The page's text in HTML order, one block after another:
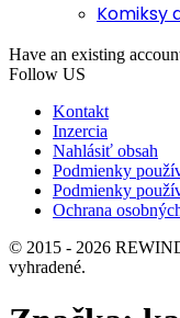
Komiksy
Have an existing
Follow US
Kontakt
Inzercia
Nahlásiť obsah
Podmienky
Podmienky
Ochrana
© 2015 - 2026
vyhradené.